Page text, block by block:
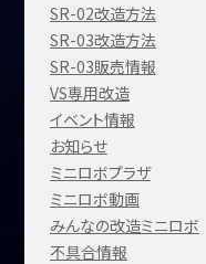
SR-02改造方法
SR-03改造方法
SR-03販売情報
VS専用改造
イベント情報
お知らせ
ミニロボプラザ
ミニロボ動画
みんなの改造ミニロボ
不具合情報